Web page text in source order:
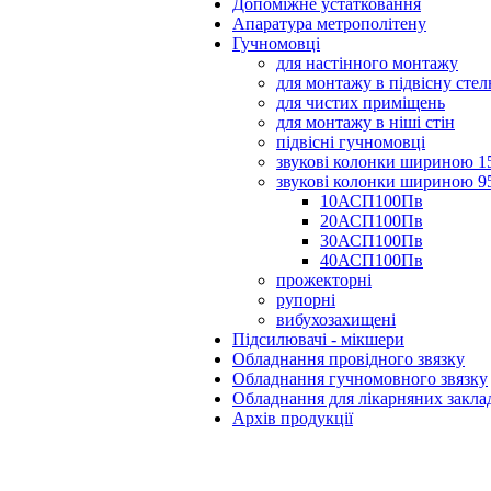
Апаратура метрополітену
Гучномовці
для настінного монтажу
для монтажу в підвісну
для чистих приміщень
для монтажу в ніші стін
підвісні гучномовці
звукові колонки шириною
звукові колонки шириною
10АСП100Пв
20АСП100Пв
30АСП100Пв
40АСП100Пв
прожекторні
рупорні
вибухозахищені
Підсилювачі - мікшери
Обладнання провідного звязку
Обладнання гучномовного звязку
Обладнання для лікарняних
Архів продукції